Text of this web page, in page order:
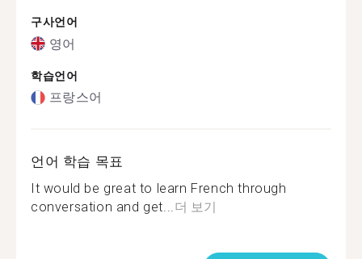
구사언어
영어
학습언어
프랑스어
언어 학습 목표
It would be great to learn French through
conversation and get...더 보기